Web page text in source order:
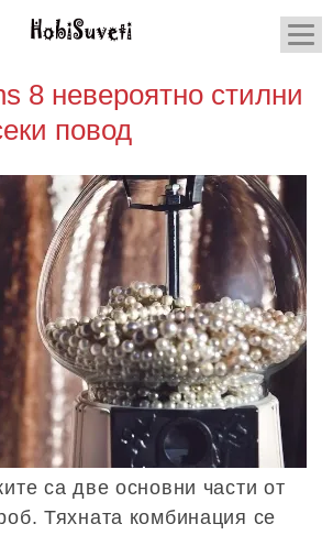
8 невероятно стилни
повод
са две основни части от
Тяхната комбинация се